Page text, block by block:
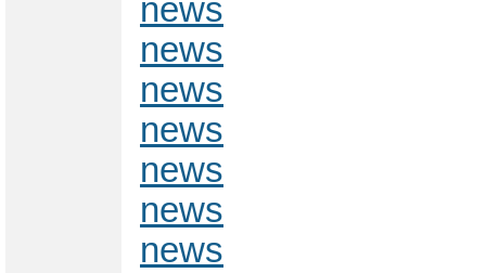
news
news
news
news
news
news
news